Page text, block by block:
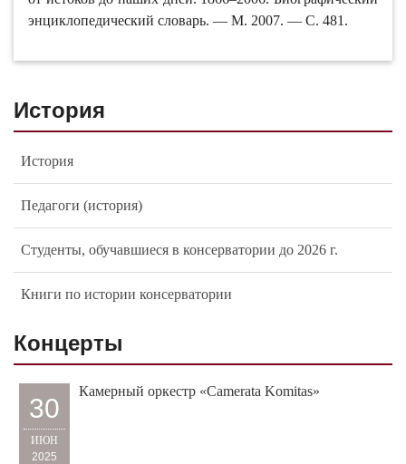
энциклопедический словарь. — М. 2007. — С. 481.
История
История
Педагоги (история)
Студенты, обучавшиеся в консерватории до 2026 г.
Книги по истории консерватории
Концерты
30
ИЮН
2025
Камерный оркестр «Camerata Komitas»